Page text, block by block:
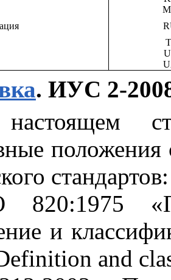
. ИУС 2-
настоящем
положения
стандартов:
820:1975
и
and